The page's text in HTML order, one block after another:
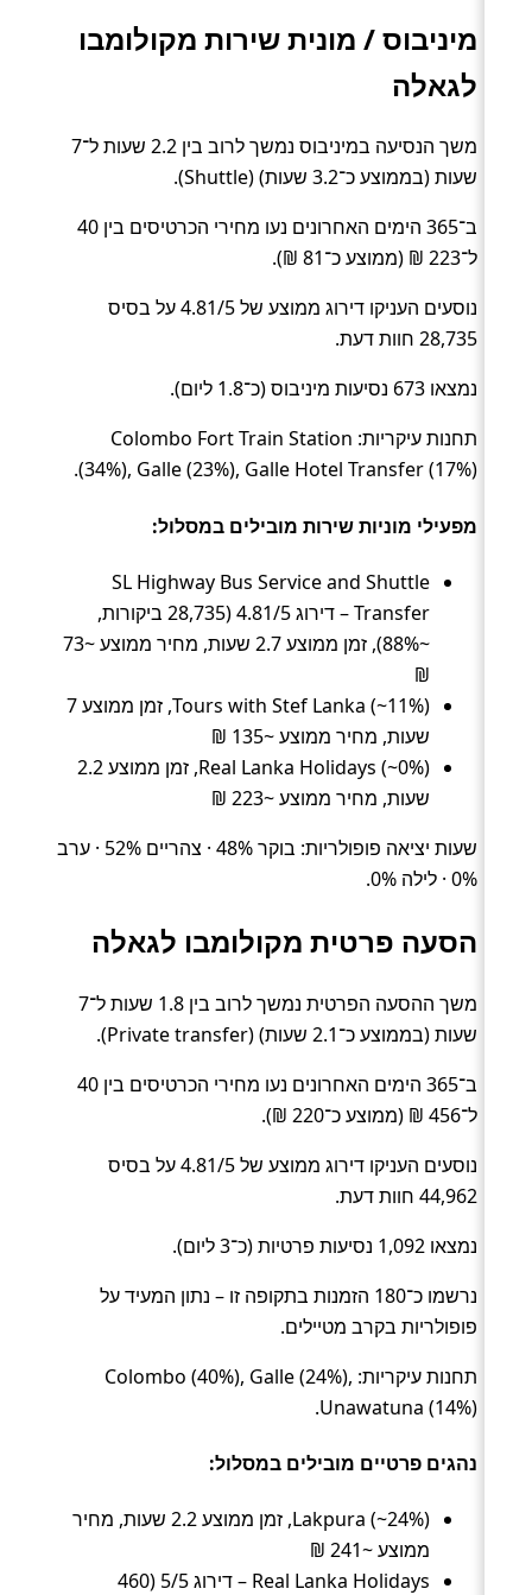
מיניבוס / מונית שירות מקולומבו
לגאלה
משך הנסיעה במיניבוס נמשך לרוב בין 2.2 שעות ל־7
שעות (בממוצע כ־3.2 שעות) (Shuttle).
ב־365 הימים האחרונים נעו מחירי הכרטיסים בין 40
ל־223 ₪ (ממוצע כ־81 ₪).
נוסעים העניקו דירוג ממוצע של 4.81/5 על בסיס
28,735 חוות דעת.
נמצאו 673 נסיעות מיניבוס (כ־1.8 ליום).
תחנות עיקריות: Colombo Fort Train Station
(34%), Galle (23%), Galle Hotel Transfer (17%).
מפעילי מוניות שירות מובילים במסלול:
SL Highway Bus Service and Shuttle
Transfer – דירוג 4.81/5 (28,735 ביקורות,
~88%), זמן ממוצע 2.7 שעות, מחיר ממוצע ~73
₪
Tours with Stef Lanka (~11%), זמן ממוצע 7
שעות, מחיר ממוצע ~135 ₪
Real Lanka Holidays (~0%), זמן ממוצע 2.2
שעות, מחיר ממוצע ~223 ₪
שעות יציאה פופולריות: בוקר 48% · צהריים 52% · ערב
0% · לילה 0%.
הסעה פרטית מקולומבו לגאלה
משך ההסעה הפרטית נמשך לרוב בין 1.8 שעות ל־7
שעות (בממוצע כ־2.1 שעות) (Private transfer).
ב־365 הימים האחרונים נעו מחירי הכרטיסים בין 40
ל־456 ₪ (ממוצע כ־220 ₪).
נוסעים העניקו דירוג ממוצע של 4.81/5 על בסיס
44,962 חוות דעת.
נמצאו 1,092 נסיעות פרטיות (כ־3 ליום).
נרשמו כ־180 הזמנות בתקופה זו – נתון המעיד על
פופולריות בקרב מטיילים.
תחנות עיקריות: Colombo (40%), Galle (24%),
Unawatuna (14%).
נהגים פרטיים מובילים במסלול:
Lakpura (~24%), זמן ממוצע 2.2 שעות, מחיר
ממוצע ~241 ₪
Real Lanka Holidays – דירוג 5/5 (460